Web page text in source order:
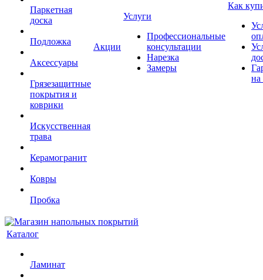
Паркетная
доска
Подложка
Аксессуары
Грязезащитные
покрытия и
коврики
Искусственная
трава
Керамогранит
Ковры
Пробка
Акции
Услуги
Профессиональные
консультации
Нарезка
Замеры
Как
на
Каталог
Ламинат